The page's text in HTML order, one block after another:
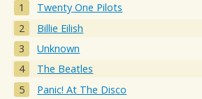
Twenty One Pilots
Billie Eilish
Unknown
The Beatles
Panic! At The Disco